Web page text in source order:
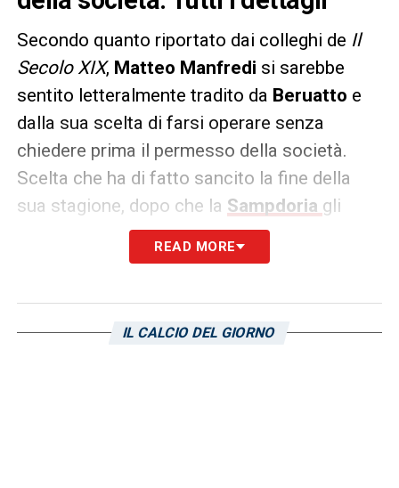
Secondo quanto riportato dai colleghi de Il
Secolo XIX, Matteo Manfredi si sarebbe
sentito letteralmente tradito da Beruatto e
dalla sua scelta di farsi operare senza
chiedere prima il permesso della società.
Scelta che ha di fatto sancito la fine della
sua stagione, dopo che la Sampdoria gli
aveva proposto delle cure alternative e
chiesto di convivere con questo dolore alla
ritenevano l’ex Juvee Pisa fondamentale per
READ MORE
IL CALCIO DEL GIORNO